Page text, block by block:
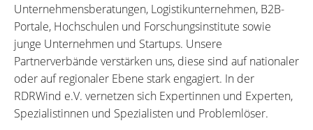
Unternehmensberatungen, Logistikunternehmen, B2B-
Portale, Hochschulen und Forschungsinstitute sowie
junge Unternehmen und Startups. Unsere
Partnerverbände verstärken uns, diese sind auf nationaler
oder auf regionaler Ebene stark engagiert. In der
RDRWind e.V. vernetzen sich Expertinnen und Experten,
Spezialistinnen und Spezialisten und Problemlöser.